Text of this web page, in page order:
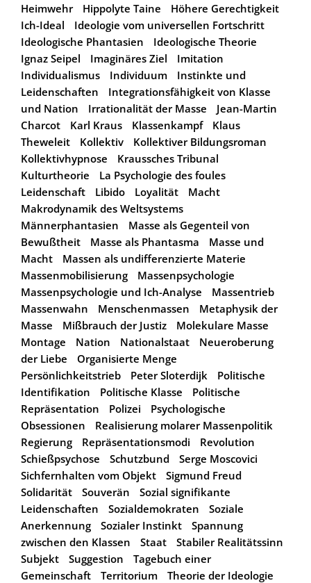
Heimwehr
Hippolyte Taine
Höhere Gerechtigkeit
Ich-Ideal
Ideologie vom universellen Fortschritt
Ideologische Phantasien
Ideologische Theorie
Ignaz Seipel
Imaginäres Ziel
Imitation
Individualismus
Individuum
Instinkte und
Leidenschaften
Integrationsfähigkeit von Klasse
und Nation
Irrationalität der Masse
Jean-Martin
Charcot
Karl Kraus Klassenkampf
Klaus
Theweleit
Kollektiv
Kollektiver Bildungsroman
Kollektivhypnose
Kraussches Tribunal
Kulturtheorie
La Psychologie des foules
Leidenschaft
Libido Loyalität
Macht
Makrodynamik des Weltsystems
Männerphantasien
Masse als Gegenteil von
Bewußtheit
Masse als Phantasma
Masse und
Macht
Massen als undifferenzierte Materie
Massenmobilisierung
Massenpsychologie
Massenpsychologie und Ich-Analyse
Massentrieb
Massenwahn
Menschenmassen
Metaphysik der
Masse
Mißbrauch der Justiz
Molekulare Masse
Montage
Nation Nationalstaat
Neueroberung
der Liebe
Organisierte Menge
Persönlichkeitstrieb
Peter Sloterdijk
Politische
Identifikation
Politische Klasse
Politische
Repräsentation
Polizei
Psychologische
Obsessionen
Realisierung molarer Massenpolitik
Regierung
Repräsentationsmodi
Revolution
Schießpsychose
Schutzbund
Serge Moscovici
Sichfernhalten vom Objekt
Sigmund Freud
Solidarität
Souverän
Sozial signifikante
Leidenschaften
Sozialdemokraten
Soziale
Anerkennung
Sozialer Instinkt
Spannung
zwischen den Klassen
Staat
Stabiler Realitätssinn
Subjekt
Suggestion
Tagebuch einer
Gemeinschaft
Territorium
Theorie der Ideologie